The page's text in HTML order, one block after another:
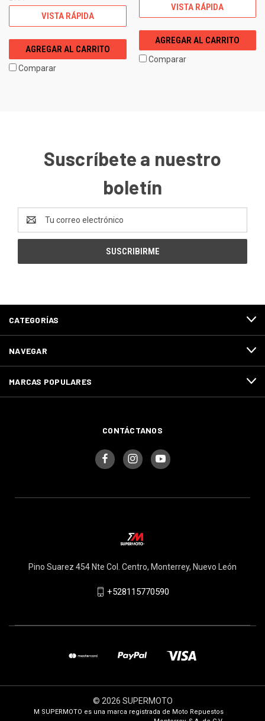
VISTA RÁPIDA
AGREGAR AL CARRITO
Comparar
VISTA RÁPIDA
AGREGAR AL CARRITO
Comparar
Suscríbete a nuestro
boletín
de
correo
CATEGORÍAS
NAVEGAR
MARCAS POPULARES
CONTÁCTANOS
Pino Suarez 454 Nte Col. Centro, Monterrey, Nuevo León
+528115770590
© 2026 SUPERMOTO
M SUPERMOTO es una marca registrada de Moto Repuestos